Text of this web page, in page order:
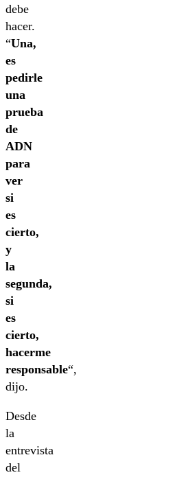
debe
hacer.
“Una,
es
pedirle
una
prueba
de
ADN
para
ver
si
es
cierto,
y
la
segunda,
si
es
cierto,
hacerme
responsable“,
dijo.
Desde
la
entrevista
del